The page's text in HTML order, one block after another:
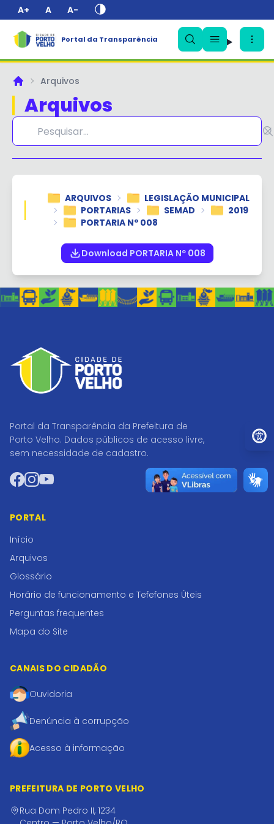
A+ A A-
Portal da Transparência
PrincipalArquivos
Arquivos
ARQUIVOS
LEGISLAÇÃO MUNICIPAL
PORTARIAS
SEMAD
2019
PORTARIA Nº 008
Download PORTARIA Nº 008
Portal da Transparência da Prefeitura de
Porto Velho. Dados públicos de acesso livre,
sem necessidade de cadastro.
Facebook
Instagram
YouTube
PORTAL
Início
Arquivos
Glossário
Horário de funcionamento e Tefefones Úteis
Perguntas frequentes
Mapa do Site
CANAIS DO CIDADÃO
Ouvidoria
Denúncia à corrupção
Acesso à informação
PREFEITURA DE PORTO VELHO
Rua Dom Pedro II, 1234
✕
Ir